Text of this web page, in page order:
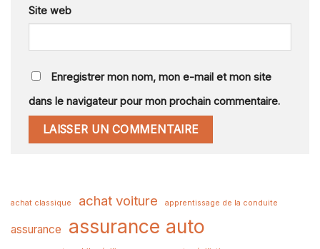
Site web
Enregistrer mon nom, mon e-mail et mon site
dans le navigateur pour mon prochain commentaire.
achat classique achat voiture apprentissage de la conduite
assurance assurance auto